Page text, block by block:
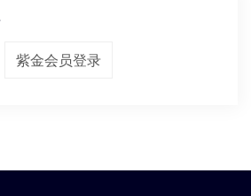
紫金会员登录